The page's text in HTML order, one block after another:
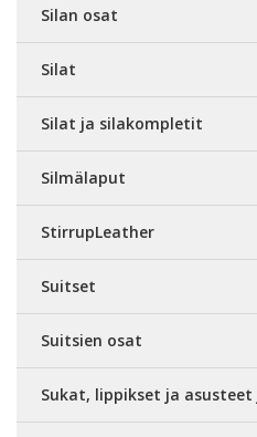
Silan osat
Silat
Silat ja silakompletit
Silmälaput
StirrupLeather
Suitset
Suitsien osat
Sukat, lippikset ja